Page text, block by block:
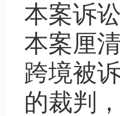
本案诉
本案厘
跨境被
的裁判